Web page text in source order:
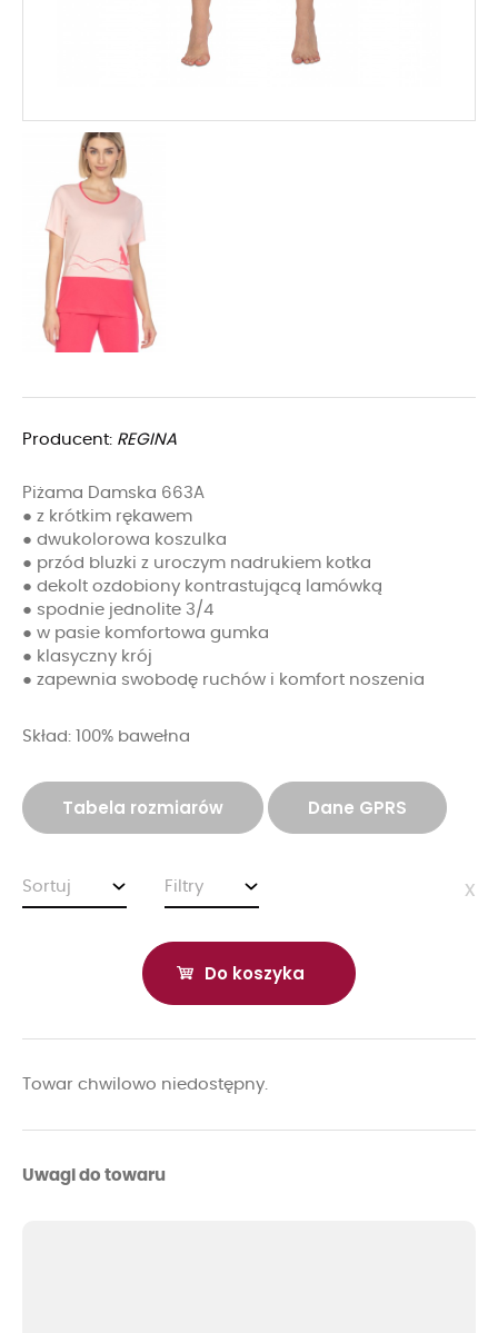
Producent: REGINA
Piżama Damska 663A
● z krótkim rękawem
● dwukolorowa koszulka
● przód bluzki z uroczym nadrukiem kotka
● dekolt ozdobiony kontrastującą lamówką
● spodnie jednolite 3/4
● w pasie komfortowa gumka
● klasyczny krój
● zapewnia swobodę ruchów i komfort noszenia
Skład: 100% bawełna
Tabela rozmiarów Dane GPRS
Sortuj Filtry x
Do koszyka
Towar chwilowo niedostępny.
Uwagi do towaru